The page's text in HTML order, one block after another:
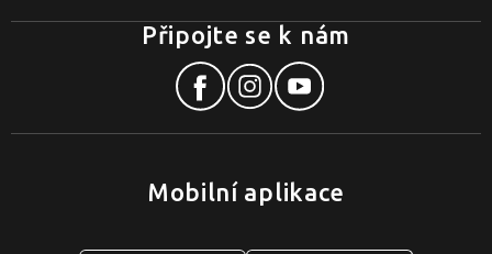
Mobilní aplikace
Připojte se k nám